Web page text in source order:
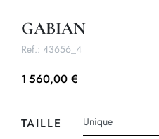
GABIAN
Ref.: 43656_4
1 560,00 €
TAILLE